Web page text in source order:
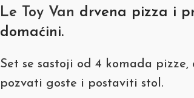
Le Toy Van drvena pizza i
domaćini.
Set se sastoji od 4 komada
pozvati goste i postaviti stol.